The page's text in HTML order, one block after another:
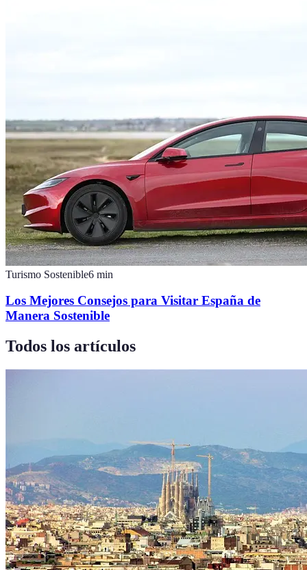
Turismo Sostenible6 min
Los Mejores Consejos para Visitar España de
Manera Sostenible
Todos los artículos